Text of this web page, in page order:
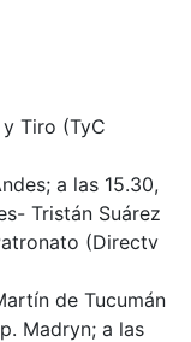
Tiro (TyC
a las 15.30,
Tristán Suárez
(Directv
de Tucumán
Madryn; a las